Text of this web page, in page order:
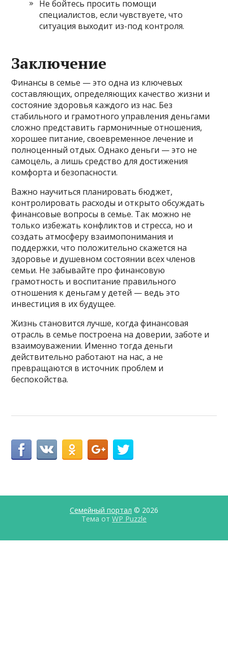
Не бойтесь просить помощи
специалистов, если чувствуете, что
ситуация выходит из-под контроля.
Заключение
Финансы в семье — это одна из ключевых
составляющих, определяющих качество жизни и
состояние здоровья каждого из нас. Без
стабильного и грамотного управления деньгами
сложно представить гармоничные отношения,
хорошее питание, своевременное лечение и
полноценный отдых. Однако деньги — это не
самоцель, а лишь средство для достижения
комфорта и безопасности.
Важно научиться планировать бюджет,
контролировать расходы и открыто обсуждать
финансовые вопросы в семье. Так можно не
только избежать конфликтов и стресса, но и
создать атмосферу взаимопонимания и
поддержки, что положительно скажется на
здоровье и душевном состоянии всех членов
семьи. Не забывайте про финансовую
грамотность и воспитание правильного
отношения к деньгам у детей — ведь это
инвестиция в их будущее.
Жизнь становится лучше, когда финансовая
отрасль в семье построена на доверии, заботе и
взаимоуважении. Именно тогда деньги
действительно работают на нас, а не
превращаются в источник проблем и
беспокойства.
Семейный портал © 2026
Тема от WP Puzzle